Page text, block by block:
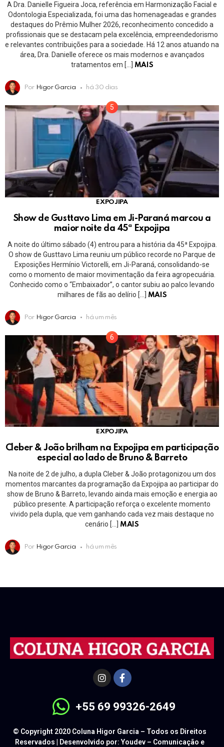
A Dra. Danielle Figueira Joca, referência em Harmonização Facial e
Odontologia Especializada, foi uma das homenageadas e grandes
destaques do Prêmio Mulher 2026, reconhecimento concedido a
profissionais que se destacam pela excelência, empreendedorismo
e relevantes contribuições para a sociedade. Há 12 anos atuando na
área, Dra. Danielle oferece os mais modernos e avançados
tratamentos em […]
MAIS
Por Higor Garcia há 30 dias
EXPOJIPA
Show de Gusttavo Lima em Ji-Paraná marcou a
maior noite da 45ª Expojipa
A noite do último sábado (4) entrou para a história da 45ª Expojipa.
O show de Gusttavo Lima reuniu um público recorde no Parque de
Exposições Hermínio Victorelli, em Ji-Paraná, consolidando-se
como o momento de maior movimentação da feira agropecuária.
Conhecido como o “Embaixador”, o cantor subiu ao palco levando
milhares de fãs ao delírio […]
MAIS
Por Higor Garcia há um mês
EXPOJIPA
Cleber & João brilham na Expojipa em participação
especial ao lado de Bruno & Barreto
Na noite de 2 de julho, a dupla Cleber & João protagonizou um dos
momentos marcantes da programação da Expojipa ao participar do
show de Bruno & Barreto, levando ainda mais emoção e energia ao
público presente. A participação reforça o excelente momento
vivido pela dupla, que vem ganhando cada vez mais destaque no
cenário […]
MAIS
Por Higor Garcia há um mês
+55 69 99326-2649
© Copyright 2020 Coluna Higor Garcia – Todos os Direitos
Reservados | Desenvolvido por: Youdev – Comunicação e